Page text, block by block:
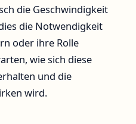
die Geschwindigkeit
die Notwendigkeit
oder ihre Rolle
wie sich diese
und die
wird.